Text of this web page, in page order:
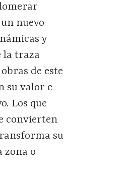
nuevo
y
la traza
de este
su valor e
Los que
convierten
su
zona o